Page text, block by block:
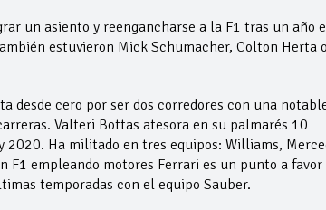
un asiento y reengancharse a la F1 tras un año
estuvieron Mick Schumacher, Colton Herta
desde cero por ser dos corredores con una
Valteri Bottas atesora en su palmarés 10
Ha militado en tres equipos: Williams,
F1 empleando motores Ferrari es un punto a favor
temporadas con el equipo Sauber.